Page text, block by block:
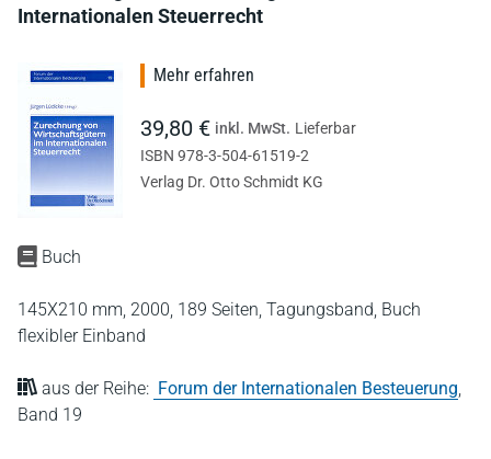
Internationalen Steuerrecht
Buch
145X210 mm, 2000, 189 Seiten, Tagungsband, Buch
flexibler Einband
aus der Reihe: Forum der Internationalen Besteuerung
Band 19
Mehr erfahren
39,80 € inkl. MwSt. Lieferbar
ISBN 978-3-504-61519-2
Verlag Dr. Otto Schmidt KG